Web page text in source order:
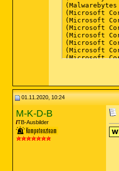
01.11.2020, 10:24
M-K-D-B
TB-Ausbilder